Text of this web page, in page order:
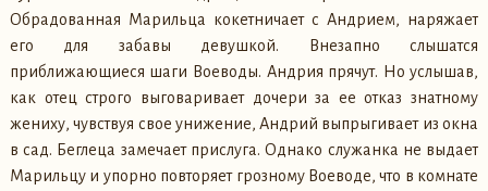
Обрадованная Марильца кокетничает с Андрием, наряжает
его для забавы девушкой. Внезапно слышатся
приближающиеся шаги Воеводы. Андрия прячут. Но услышав,
как отец строго выговаривает дочери за ее отказ знатному
жениху, чувствуя свое унижение, Андрий выпрыгивает из окна
в сад. Беглеца замечает прислуга. Однако служанка не выдает
Марильцу и упорно повторяет грозному Воеводе, что в комнате